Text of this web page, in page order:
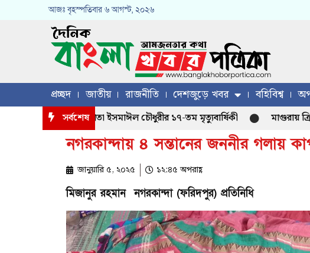
আজঃবৃহস্পতিবার ৬ আগস্ট, ২০২৬
প্রচ্ছদ জাতীয় রাজনীতি দেশজুড়ে খবর বহিবিশ্ব
সর্বশেষ
খলিল চৌধুরীর পিতা ইসমাঈল চৌধুরীর ১৭-তম মৃত্যুবার্ষিকী মাগুরায়
নগরকান্দায় ৪ সন্তানের জননীর গলায়
জানুয়ারি ৫, ২০২৫ ১২:৪৫ অপরাহ্ণ
মিজানুর রহমান নগরকান্দা (ফরিদপুর) প্রতিনিধি